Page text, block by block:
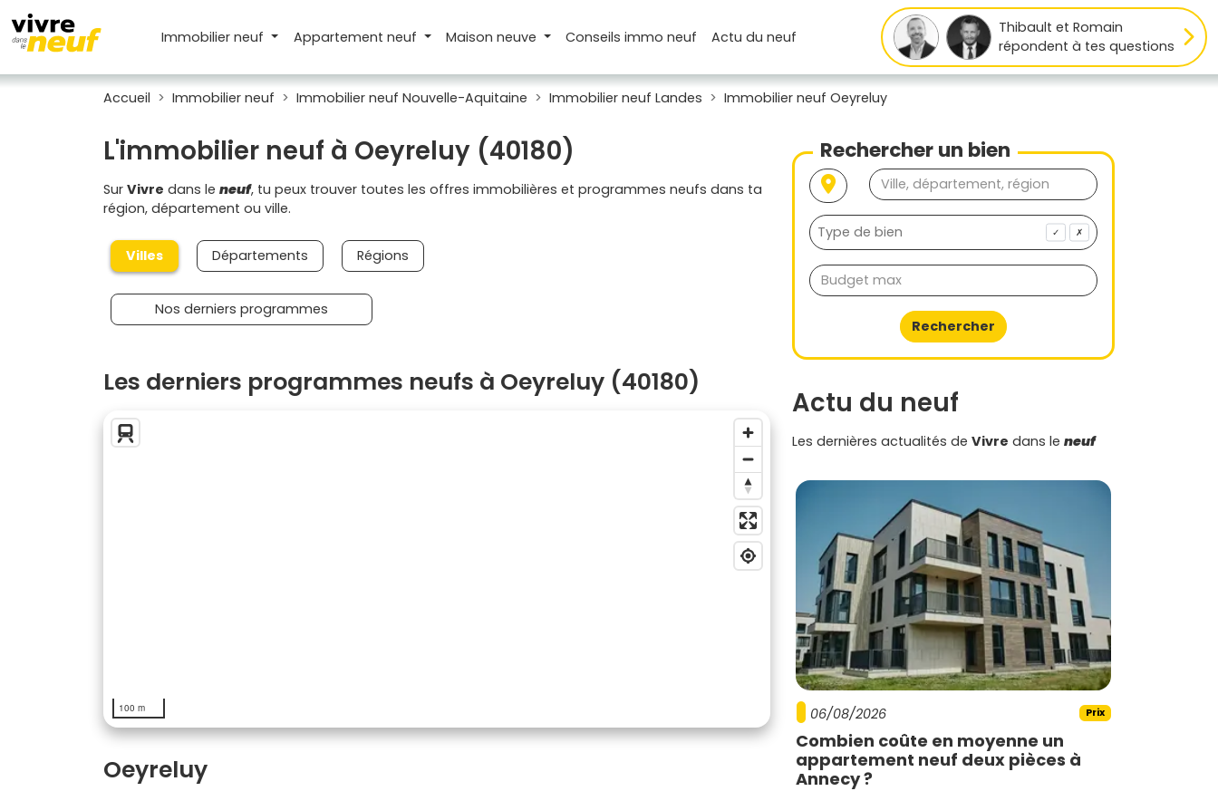
Immobilier neuf Appartement neuf Maison neuve Conseilsimmo neuf Actudu neuf
Thibault et Romain
répondent à tes questions
Accueil Immobilier neuf Immobilier neuf Nouvelle-Aquitaine Immobilier neuf Landes Immobilier neuf Oeyreluy
L'immobilier neuf à Oeyreluy (40180)
Sur Vivre dans le neuf, tu peux trouver toutes les offres immobilières et programmes neufs dans ta
région, département ou ville.
Villes Départements Régions
Nos derniers programmes
Les derniers programmes neufs à Oeyreluy (40180)
100 m
Oeyreluy
Rechercher un bien
✓ ✗
Rechercher
Actu du neuf
Les dernières actualités de Vivre dans le neuf
06/08/2026 Prix
Combien coûte en moyenne un
appartement neuf deux pièces à
Annecy ?